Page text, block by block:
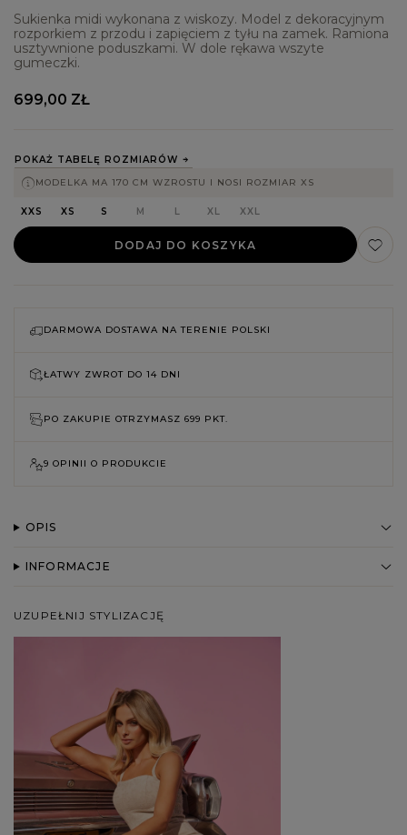
Sukienka midi wykonana z wiskozy. Model z dekoracyjnym
rozporkiem z przodu i zapięciem z tyłu na zamek. Ramiona
usztywnione poduszkami. W dole rękawa wszyte
gumeczki.
POKAŻ TABELĘ ROZMIARÓW
MODELKA MA 170 CM WZROSTU I NOSI ROZMIAR XS
XXS XS S M L XL XXL
DODAJ DO KOSZYKA
699,00 ZŁ
DARMOWA DOSTAWA NA TERENIE POLSKI
ŁATWY ZWROT DO 14 DNI
PO ZAKUPIE OTRZYMASZ 699 PKT.
9 OPINII O PRODUKCIE
OPIS
INFORMACJE
UZUPEŁNIJ STYLIZACJĘ